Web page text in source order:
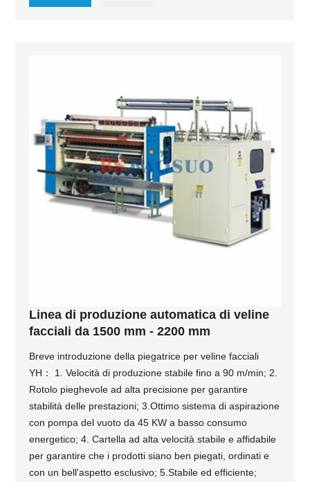
Linea di produzione automatica di veline
facciali da 1500 mm - 2200 mm
Breve introduzione della piegatrice per veline facciali
YH： 1. Velocità di produzione stabile fino a 90 m/min; 2.
Rotolo pieghevole ad alta precisione per garantire
stabilità delle prestazioni; 3.Ottimo sistema di aspirazione
con pompa del vuoto da 45 KW a basso consumo
energetico; 4. Cartella ad alta velocità stabile e affidabile
per garantire che i prodotti siano ben piegati, ordinati e
con un bell'aspetto esclusivo; 5.Stabile ed efficiente;